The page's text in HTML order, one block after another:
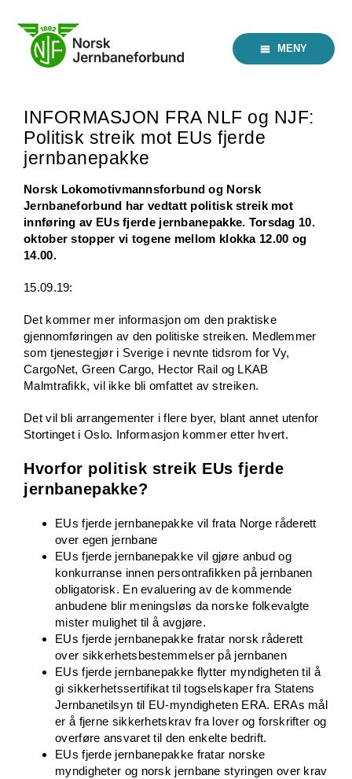
content
MENY
INFORMASJON FRA NLF og NJF:
Politisk streik mot EUs fjerde
jernbanepakke
Norsk Lokomotivmannsforbund og Norsk
Jernbaneforbund har vedtatt politisk streik mot
innføring av EUs fjerde jernbanepakke. Torsdag 10.
oktober stopper vi togene mellom klokka 12.00 og
14.00.
15.09.19:
Det kommer mer informasjon om den praktiske
gjennomføringen av den politiske streiken. Medlemmer
som tjenestegjør i Sverige i nevnte tidsrom for Vy,
CargoNet, Green Cargo, Hector Rail og LKAB
Malmtrafikk, vil ikke bli omfattet av streiken.
Det vil bli arrangementer i flere byer, blant annet utenfor
Stortinget i Oslo. Informasjon kommer etter hvert.
Hvorfor politisk streik EUs fjerde
jernbanepakke?
EUs fjerde jernbanepakke vil frata Norge råderett
over egen jernbane
EUs fjerde jernbanepakke vil gjøre anbud og
konkurranse innen persontrafikken på jernbanen
obligatorisk. En evaluering av de kommende
anbudene blir meningsløs da norske folkevalgte
mister mulighet til å avgjøre.
EUs fjerde jernbanepakke fratar norsk råderett
over sikkerhetsbestemmelser på jernbanen
EUs fjerde jernbanepakke flytter myndigheten til å
gi sikkerhetssertifikat til togselskaper fra Statens
Jernbanetilsyn til EU-myndigheten ERA. ERAs mål
er å fjerne sikkerhetskrav fra lover og forskrifter og
overføre ansvaret til den enkelte bedrift.
EUs fjerde jernbanepakke fratar norske
myndigheter og norsk jernbane styringen over krav